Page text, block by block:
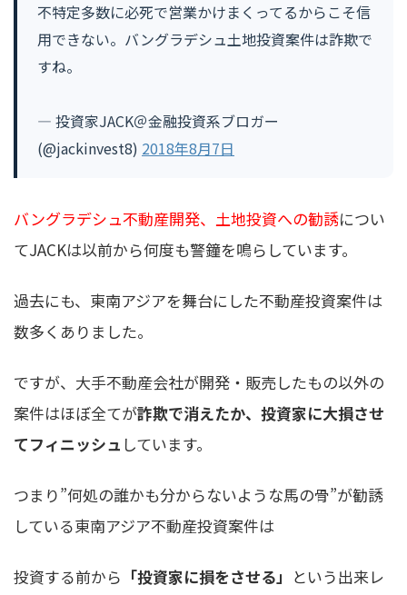
不特定多数に必死で営業かけまくってるからこそ信
用できない。バングラデシュ土地投資案件は詐欺で
すね。
— 投資家JACK＠金融投資系ブロガー
(@jackinvest8) 2018年8月7日
バングラデシュ不動産開発、土地投資への勧誘につい
てJACKは以前から何度も警鐘を鳴らしています。
過去にも、東南アジアを舞台にした不動産投資案件は
数多くありました。
ですが、大手不動産会社が開発・販売したもの以外の
案件はほぼ全てが詐欺で消えたか、投資家に大損させ
てフィニッシュ しています。
つまり”何処の誰かも分からないような馬の骨”が勧誘
している東南アジア不動産投資案件は
投資する前から 「投資家に損をさせる」 という出来レ